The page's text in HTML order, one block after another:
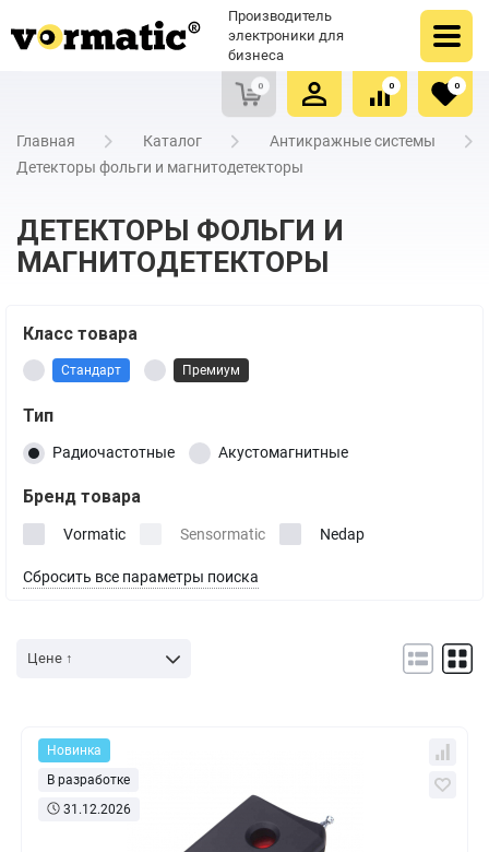
Производитель
электроники для
бизнеса
0
Очистить список сравнения
0
Очистить избранное
0
Главная Каталог
Антикражные системы
Детекторы фольги и магнитодетекторы
ДЕТЕКТОРЫ ФОЛЬГИ И
МАГНИТОДЕТЕКТОРЫ
Класс товара
Стандарт Премиум
Тип
Радиочастотные Акустомагнитные
Бренд товара
Vormatic Sensormatic Nedap
Сбросить все параметры поиска
Цене ↑
Новинка
В разработке
31.12.2026